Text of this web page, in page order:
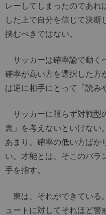
レーしてしまったのであれ
した上で自分を信じて決断
挟むべきではない。
サッカーは確率論で動く
確率が高い方を選択した方
は逆に相手にとって「読み
サッカーに限らず対戦型
裏」を考えないといけない
あまり、確率の低い方ばか
い。才能とは、そこのバラ
手を指す。
東は、それができている
ュートに対してそれほど警